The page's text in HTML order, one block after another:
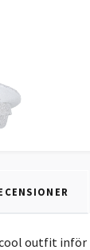
outfit